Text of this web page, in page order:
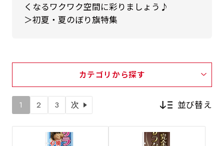
くなるワクワク空間に彩りましょう♪
＞初夏・夏のぼり旗特集
カテゴリから探す
1 2 3 次 並び替え